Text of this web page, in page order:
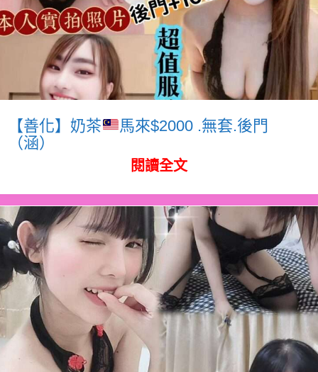
【善化】奶茶
馬來$2000 .無套.後門
（涵）
閱讀全文